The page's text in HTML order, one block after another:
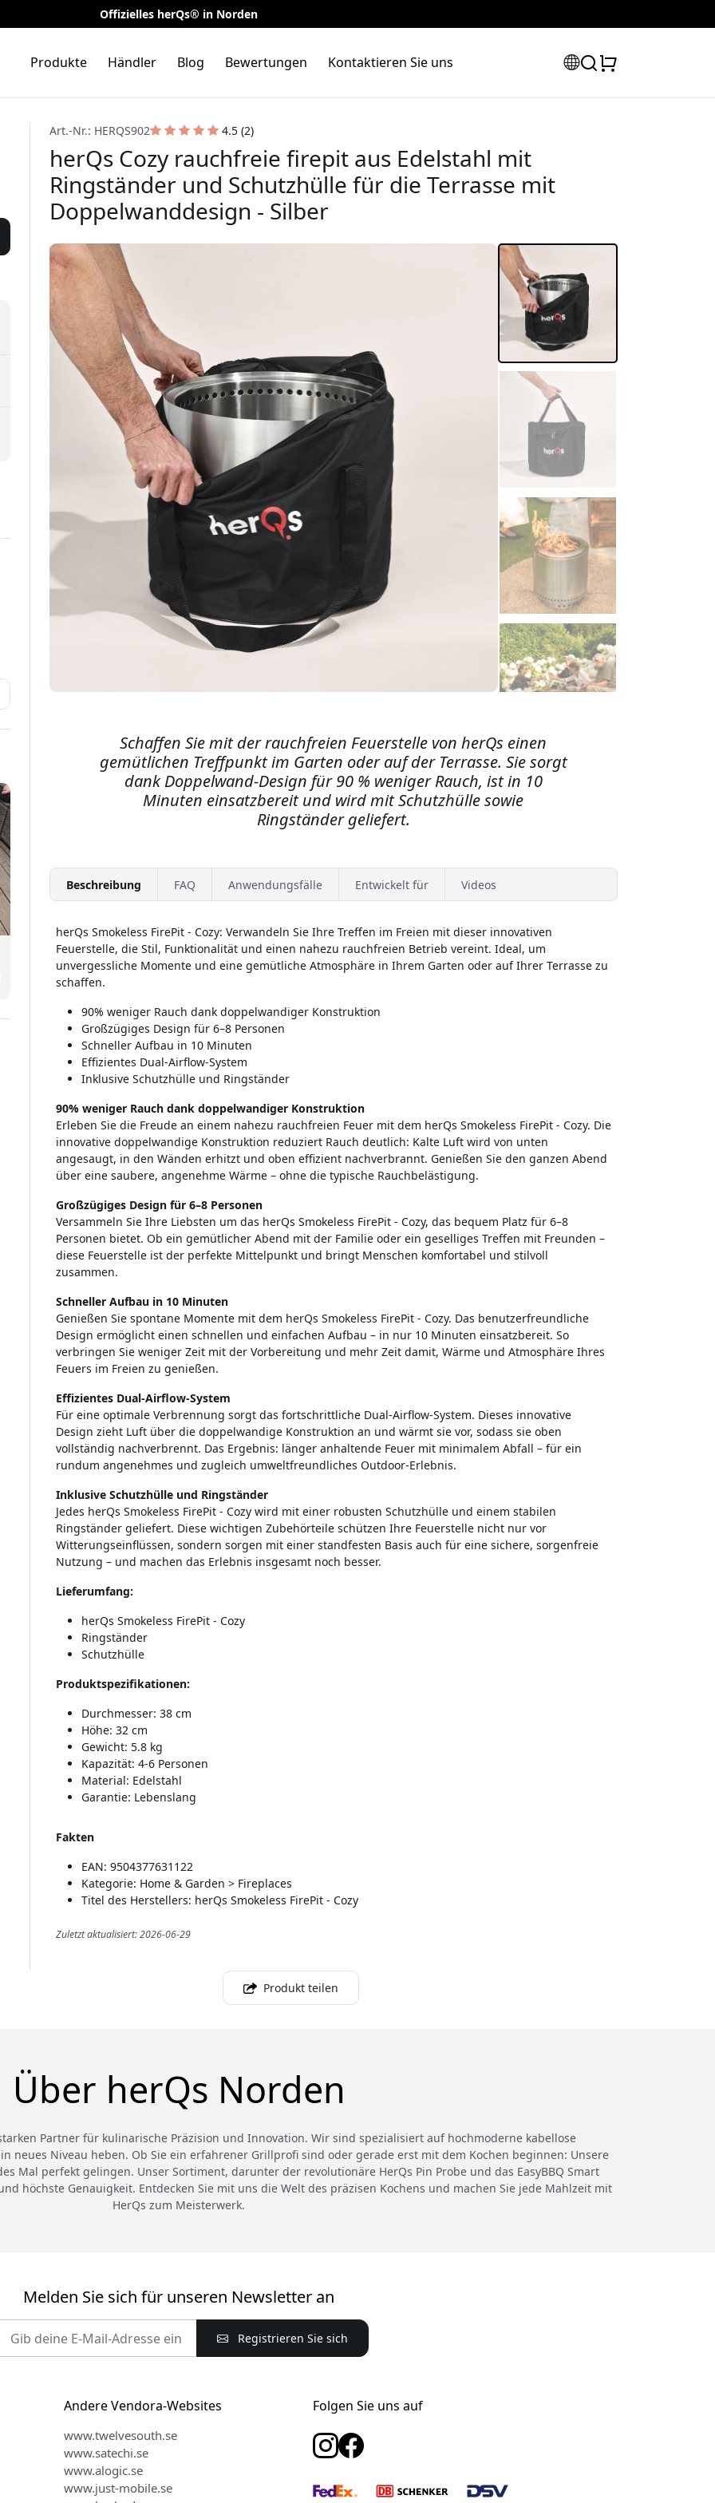
Offizielles herQs® in Norden
Produkte Händler Blog Bewertungen Kontaktieren Sie uns
Art.-Nr.: HERQS902 4.5 (2)
herQs Cozy rauchfreie firepit aus Edelstahl mit
Ringständer und Schutzhülle für die Terrasse mit
Doppelwanddesign - Silber
Schaffen Sie mit der rauchfreien Feuerstelle von herQs einen
gemütlichen Treffpunkt im Garten oder auf der Terrasse. Sie sorgt
dank Doppelwand-Design für 90 % weniger Rauch, ist in 10
Minuten einsatzbereit und wird mit Schutzhülle sowie
Ringständer geliefert.
Beschreibung FAQ Anwendungsfälle Entwickelt für Videos
herQs Smokeless FirePit - Cozy: Verwandeln Sie Ihre Treffen im Freien mit dieser innovativen
Feuerstelle, die Stil, Funktionalität und einen nahezu rauchfreien Betrieb vereint. Ideal, um
unvergessliche Momente und eine gemütliche Atmosphäre in Ihrem Garten oder auf Ihrer Terrasse zu
schaffen.
90% weniger Rauch dank doppelwandiger Konstruktion
Großzügiges Design für 6–8 Personen
Schneller Aufbau in 10 Minuten
Effizientes Dual-Airflow-System
Inklusive Schutzhülle und Ringständer
90% weniger Rauch dank doppelwandiger Konstruktion
Erleben Sie die Freude an einem nahezu rauchfreien Feuer mit dem herQs Smokeless FirePit - Cozy. Die
innovative doppelwandige Konstruktion reduziert Rauch deutlich: Kalte Luft wird von unten
angesaugt, in den Wänden erhitzt und oben effizient nachverbrannt. Genießen Sie den ganzen Abend
über eine saubere, angenehme Wärme – ohne die typische Rauchbelästigung.
Großzügiges Design für 6–8 Personen
Versammeln Sie Ihre Liebsten um das herQs Smokeless FirePit - Cozy, das bequem Platz für 6–8
Personen bietet. Ob ein gemütlicher Abend mit der Familie oder ein geselliges Treffen mit Freunden –
diese Feuerstelle ist der perfekte Mittelpunkt und bringt Menschen komfortabel und stilvoll
zusammen.
Schneller Aufbau in 10 Minuten
Genießen Sie spontane Momente mit dem herQs Smokeless FirePit - Cozy. Das benutzerfreundliche
Design ermöglicht einen schnellen und einfachen Aufbau – in nur 10 Minuten einsatzbereit. So
verbringen Sie weniger Zeit mit der Vorbereitung und mehr Zeit damit, Wärme und Atmosphäre Ihres
Feuers im Freien zu genießen.
Effizientes Dual-Airflow-System
Für eine optimale Verbrennung sorgt das fortschrittliche Dual-Airflow-System. Dieses innovative
Design zieht Luft über die doppelwandige Konstruktion an und wärmt sie vor, sodass sie oben
vollständig nachverbrennt. Das Ergebnis: länger anhaltende Feuer mit minimalem Abfall – für ein
rundum angenehmes und zugleich umweltfreundliches Outdoor-Erlebnis.
Inklusive Schutzhülle und Ringständer
Jedes herQs Smokeless FirePit - Cozy wird mit einer robusten Schutzhülle und einem stabilen
Ringständer geliefert. Diese wichtigen Zubehörteile schützen Ihre Feuerstelle nicht nur vor
Witterungseinflüssen, sondern sorgen mit einer standfesten Basis auch für eine sichere, sorgenfreie
Nutzung – und machen das Erlebnis insgesamt noch besser.
Lieferumfang:
herQs Smokeless FirePit - Cozy
Ringständer
Schutzhülle
Produktspezifikationen:
Durchmesser: 38 cm
Höhe: 32 cm
Gewicht: 5.8 kg
Kapazität: 4-6 Personen
Material: Edelstahl
Garantie: Lebenslang
Fakten
EAN: 9504377631122
Kategorie: Home & Garden > Fireplaces
Titel des Herstellers: herQs Smokeless FirePit - Cozy
Zuletzt aktualisiert: 2026-06-29
Produkt teilen
Über herQs Norden
Partner für kulinarische Präzision und Innovation. Wir sind spezialisiert auf hochmoderne kabellose
neues Niveau heben. Ob Sie ein erfahrener Grillprofi sind oder gerade erst mit dem Kochen beginnen: Unsere
Mal perfekt gelingen. Unser Sortiment, darunter der revolutionäre HerQs Pin Probe und das EasyBBQ Smart
höchste Genauigkeit. Entdecken Sie mit uns die Welt des präzisen Kochens und machen Sie jede Mahlzeit mit
HerQs zum Meisterwerk.
Melden Sie sich für unseren Newsletter an
Registrieren Sie sich
Andere Vendora-Websites
www.twelvesouth.se
www.satechi.se
www.alogic.se
www.just-mobile.se
Folgen Sie uns auf